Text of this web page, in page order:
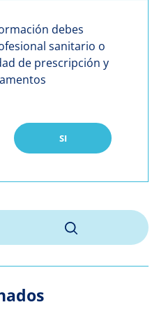
debes
sanitario o
de prescripción y
SI